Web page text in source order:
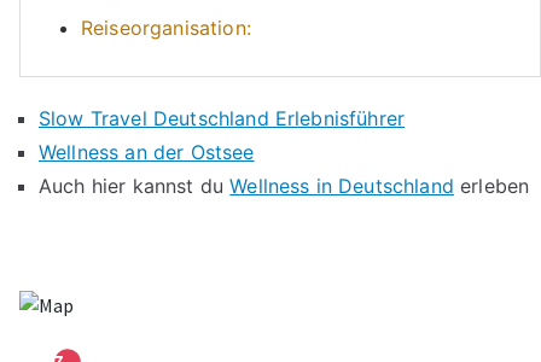
Reiseorganisation:
Slow Travel Deutschland Erlebnisführer
Wellness an der Ostsee
Auch hier kannst duWellness in Deutschland erleben